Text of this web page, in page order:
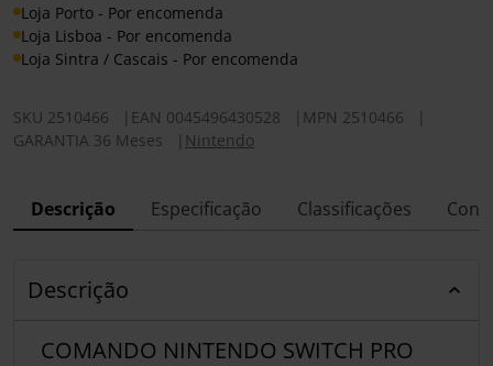
Loja Porto - Por encomenda
Loja Lisboa - Por encomenda
Loja Sintra / Cascais - Por encomenda
SKU 2510466 EAN 0045496430528 MPN 2510466
GARANTIA 36 Meses
Nintendo
Descrição Especificação Classificações
Descrição
COMANDO NINTENDO SWITCH PRO